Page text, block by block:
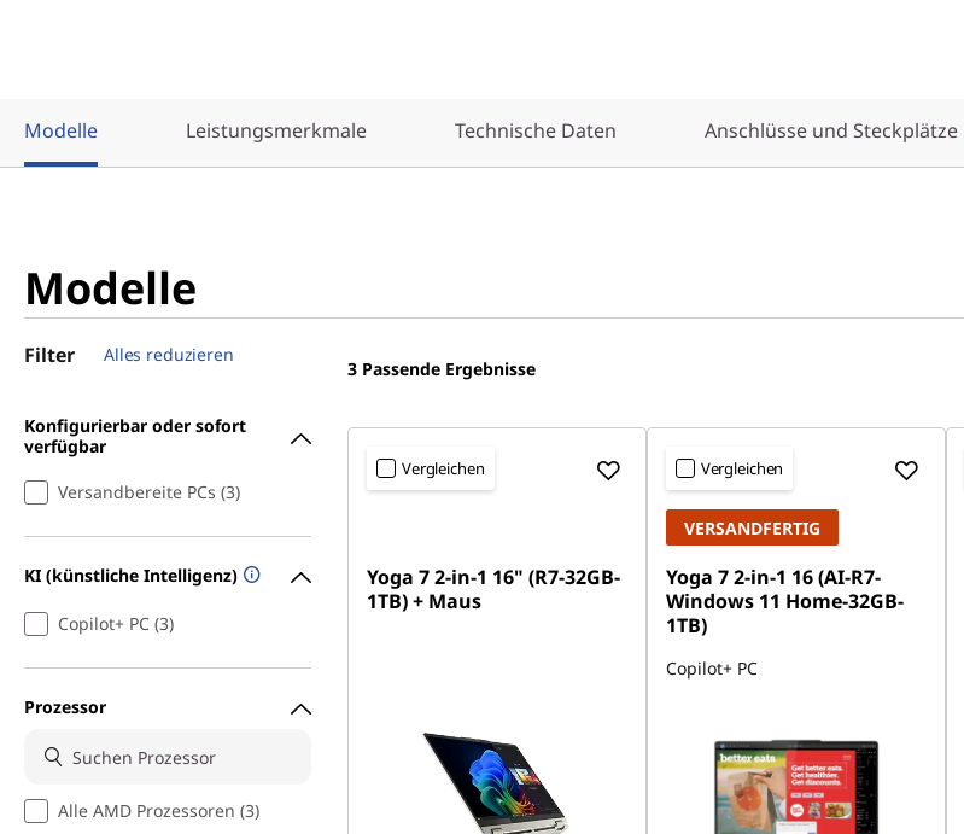
Modelle Leistungsmerkmale Technische Daten Anschlüsse und Steckplätze
Modelle
Filter Alles reduzieren
Konfigurierbar oder sofort
verfügbar
Versandbereite PCs (3)
KI (künstliche Intelligenz)
Copilot+ PC (3)
Prozessor
Alle AMD Prozessoren (3)
3 Passende Ergebnisse
Vergleichen
Yoga 7 2-in-1 16" (R7-32GB-
1TB) + Maus
Vergleichen
VERSANDFERTIG
Yoga 7 2-in-1 16 (AI-R7-
Windows 11 Home-32GB-
1TB)
Copilot+ PC